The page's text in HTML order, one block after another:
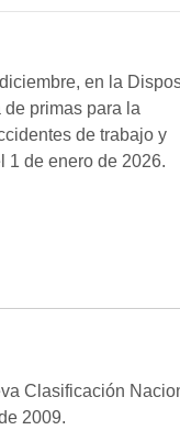
en la
primas para la
de trabajo y
1 de enero de 2026.
Clasificación
2009.